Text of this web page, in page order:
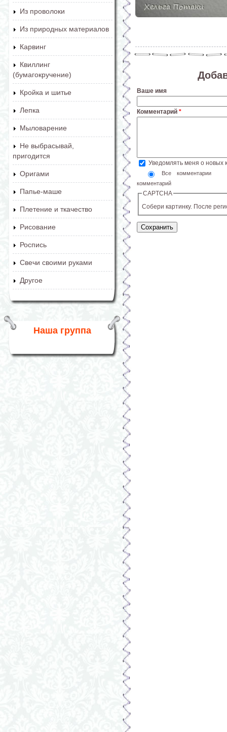
Из проволоки
Из природных материалов
Карвинг
Квиллинг
(бумагокручение)
Кройка и шитье
Лепка
Мыловарение
Не выбрасывай,
пригодится
Оригами
Папье-маше
Плетение и ткачество
Рисование
Роспись
Свечи своими руками
Другое
Наша группа
Ваше имя
Комментарий *
Уведомлять меня о новых
Все комментарии
комментарий
CAPTCHA
Собери картинку. После